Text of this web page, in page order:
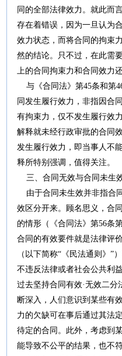
同的全部法律效力。就此而
存在着错误，因为一旦认为
效力状态，而将合同的拘束
然的结论。只不过，在此需
上的合同拘束力和合同效力
与《合同法》第45条和第
同发生履行效力，非指因合
有拘束力，仅不发生履行效
解释就未经行政审批的合同
发生履行效力，即当事人不
释所特别强调，值得关注。
三、合同无效与合同未生
由于合同未生效并非指合
效区分开来。顾名思义，合
的情形（《合同法》第56条
合同的有效要件就是法律评
（以下简称“《民法通则》
不违反法律或者社会公共利
过去坚持合同有效·无效二
断深入，人们意识到某些有
力的欠缺可在事后通过其法
待定的合同。此外，考虑到
能导致不公平的结果，也不